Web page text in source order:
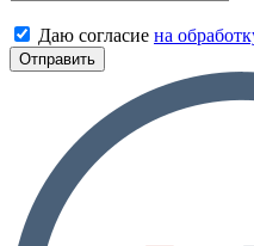
Даю согласие на
Отправить